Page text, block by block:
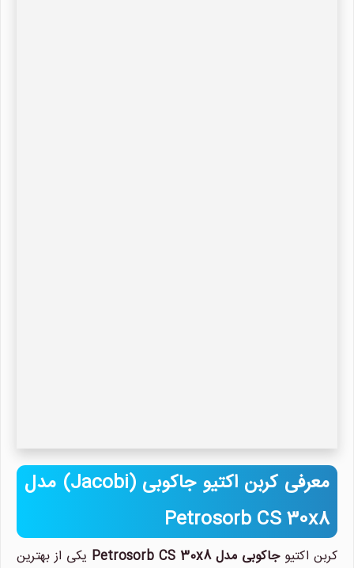
معرفی کربن اکتیو جاکوبی (Jacobi) مدل
Petrosorb CS 30x8
کربن اکتیوجاکوبی مدل Petrosorb CS 30x8
یکی از بهترین